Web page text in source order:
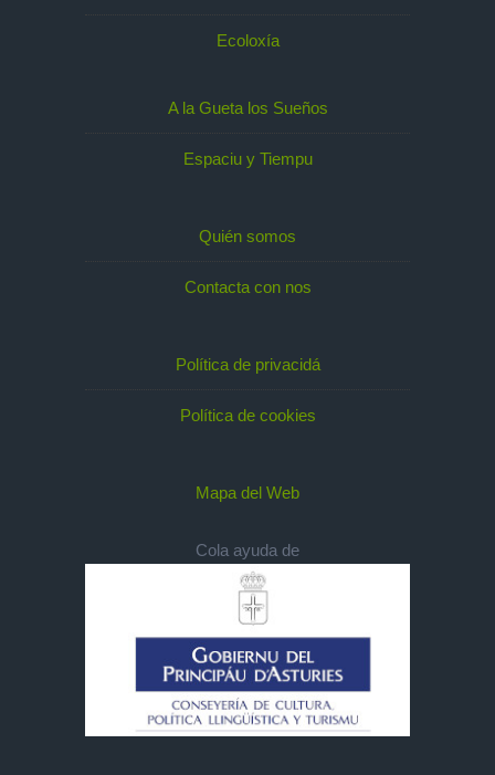
Ecoloxía
A la Gueta los Sueños
Espaciu y Tiempu
Quién somos
Contacta con nos
Política de privacidá
Política de cookies
Mapa del Web
Cola ayuda de